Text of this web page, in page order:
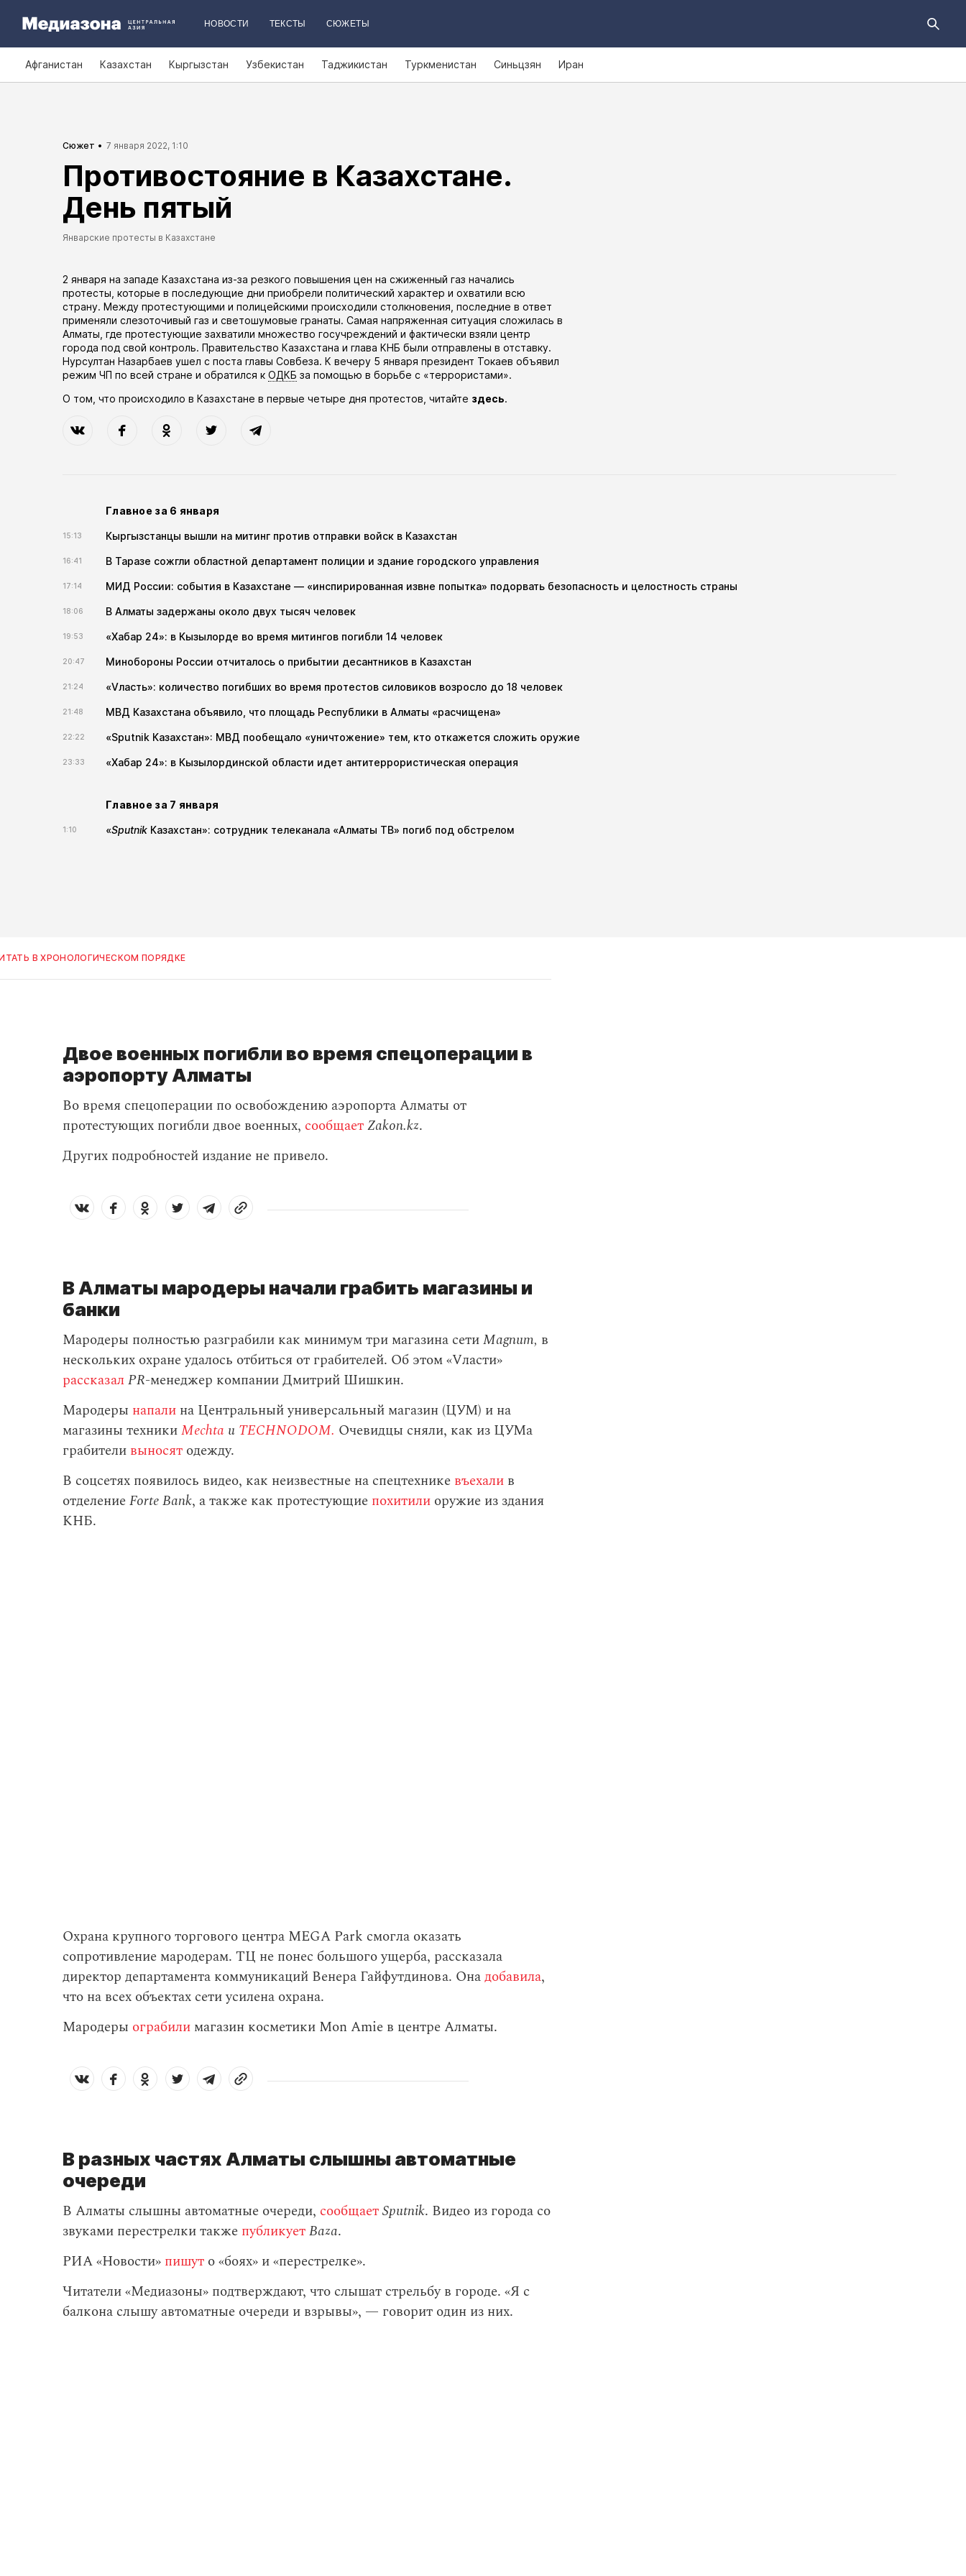
НОВОСТИ ТЕКСТЫ СЮЖЕТЫ
Афганистан Казахстан Кыргызстан Узбекистан Таджикистан Туркменистан Синьцзян Иран
Сюжет 7 января 2022, 1:10
Противостояние в Казахстане.
День пятый
Январские протесты в Казахстане
2 января на западе Казахстана из-за резкого повышения цен на сжиженный газ начались
протесты, которые в последующие дни приобрели политический характер и охватили всю
страну. Между протестующими и полицейскими происходили столкновения, последние в ответ
применяли слезоточивый газ и светошумовые гранаты. Самая напряженная ситуация сложилась в
Алматы, где протестующие захватили множество госучреждений и фактически взяли центр
города под свой контроль. Правительство Казахстана и глава КНБ были отправлены в отставку.
Нурсултан Назарбаев ушел с поста главы Совбеза. К вечеру 5 января президент Токаев объявил
режим ЧП по всей стране и обратился к ОДКБ за помощью в борьбе с «террористами».
О том, что происходило в Казахстане в первые четыре дня протестов, читайте здесь.
Главное за 6 января
15:13 Кыргызстанцы вышли на митинг против отправки войск в Казахстан
16:41 В Таразе сожгли областной департамент полиции и здание городского управления
17:14 МИД России: события в Казахстане — «инспирированная извне попытка» подорвать безопасность и целостность страны
18:06 В Алматы задержаны около двух тысяч человек
19:53 «Хабар 24»: в Кызылорде во время митингов погибли 14 человек
20:47 Минобороны России отчиталось о прибытии десантников в Казахстан
21:24 «Vласть»: количество погибших во время протестов силовиков возросло до 18 человек
21:48 МВД Казахстана объявило, что площадь Республики в Алматы «расчищена»
22:22 «Sputnik Казахстан»: МВД пообещало «уничтожение» тем, кто откажется сложить оружие
23:33 «Хабар 24»: в Кызылординской области идет антитеррористическая операция
Главное за 7 января
1:10 «Sputnik Казахстан»: сотрудник телеканала «Алматы ТВ» погиб под обстрелом
В ХРОНОЛОГИЧЕСКОМ ПОРЯДКЕ
Двое военных погибли во время спецоперации в
аэропорту Алматы
Во время спецоперации по освобождению аэропорта Алматы от
протестующих погибли двое военных, сообщаетZakon.kz.
Других подробностей издание не привело.
В Алматы мародеры начали грабить магазины и
банки
Мародеры полностью разграбили как минимум три магазина сетиMagnum, в
нескольких охране удалось отбиться от грабителей. Об этом «Vласти»
рассказалPR-менеджер компании Дмитрий Шишкин.
Мародеры напали на Центральный универсальный магазин (ЦУМ) и на
магазины техникиMechta и TECHNODOM. Очевидцы сняли, как из ЦУМа
грабители выносят одежду.
В соцсетях появилось видео, как неизвестные на спецтехнике въехали в
отделениеForte Bank, а также как протестующие похитили оружие из здания
КНБ.
Охрана крупного торгового центра MEGA Park смогла оказать
сопротивление мародерам. ТЦ не понес большого ущерба, рассказала
директор департамента коммуникаций Венера Гайфутдинова. Онадобавила,
что на всех объектах сети усилена охрана.
Мародеры ограбили магазин косметики Mon Amie в центре Алматы.
В разных частях Алматы слышны автоматные
очереди
В Алматы слышны автоматные очереди, сообщаетSputnik. Видео из города со
звуками перестрелки также публикуетBaza.
РИА «Новости» пишут о «боях» и «перестрелке».
Читатели «Медиазоны» подтверждают, что слышат стрельбу в городе. «Я с
балкона слышу автоматные очереди и взрывы», — говорит один из них.